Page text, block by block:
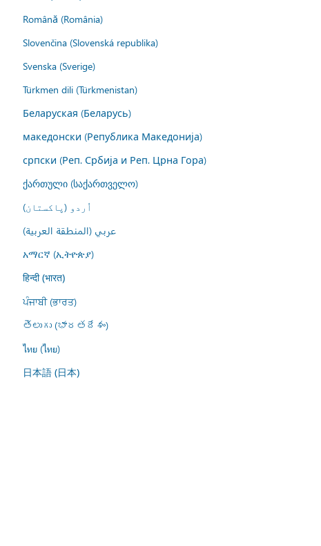
Română (România)
Slovenčina (Slovenská republika)
Svenska (Sverige)
Türkmen dili (Türkmenistan)
Беларуская (Беларусь)
македонски (Република Македонија)
српски (Реп. Србија и Реп. Црна Гора)
ქართული (საქართველო)
اُردو (پاکستان)
عربي (المنطقة العربية)
አማርኛ (ኢትዮጵያ)
हिन्दी (भारत)
ਪੰਜਾਬੀ (ਭਾਰਤ)
తెలుగు (భారతదేశం)
ไทย (ไทย)
日本語 (日本)